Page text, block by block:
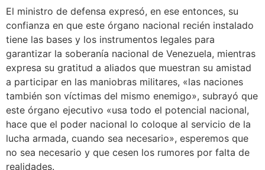
El ministro de defensa expresó, en ese entonces, su
confianza en que este órgano nacional recién instalado
tiene las bases y los instrumentos legales para
garantizar la soberanía nacional de Venezuela, mientras
expresa su gratitud a aliados que muestran su amistad
a participar en las maniobras militares, «las naciones
también son víctimas del mismo enemigo», subrayó que
este órgano ejecutivo «usa todo el potencial nacional,
hace que el poder nacional lo coloque al servicio de la
lucha armada, cuando sea necesario», esperemos que
no sea necesario y que cesen los rumores por falta de
realidades.